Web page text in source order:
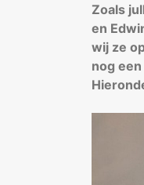
Zoals
en
wij ze
nog